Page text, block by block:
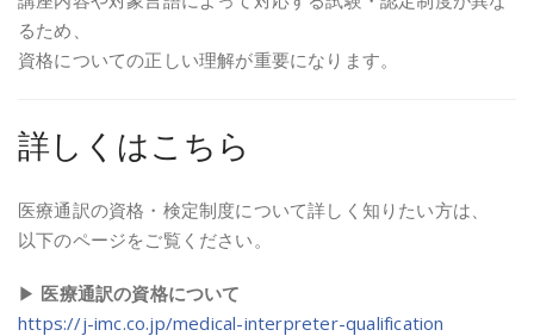
るため、
資格についての正しい理解が重要になります。
詳しくはこちら
医療通訳の資格・検定制度について詳しく知りたい方は、
以下のページをご覧ください。
▶ 医療通訳の資格について
https://j-imc.co.jp/medical-interpreter-qualification